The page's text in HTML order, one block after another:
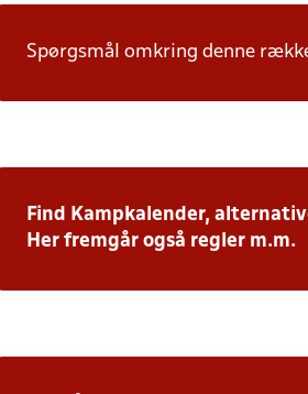
Spørgsmål omkring denne
Find Kampkalender,
Her fremgår også regler m.m.